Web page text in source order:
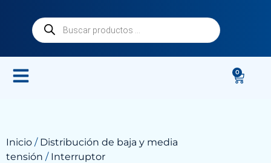
0
Inicio / Distribución de baja y media
tensión / Interruptor